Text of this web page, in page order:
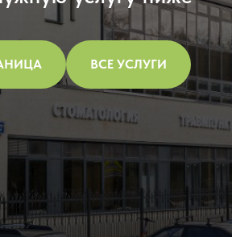
ВСЕ УСЛУГИ